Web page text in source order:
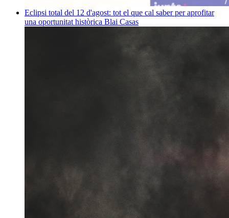
Eclipsi total del 12 d'agost: tot el que cal saber per aprofitar
una oportunitat històrica Blai Casas